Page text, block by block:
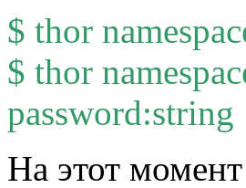
$ thor
$ thor
password:string
На этот